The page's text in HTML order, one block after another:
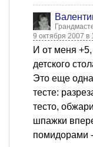
9 октября 2007 в
И от меня
детского
Это еще
тесте:
тесто,
шпажки
помидорами